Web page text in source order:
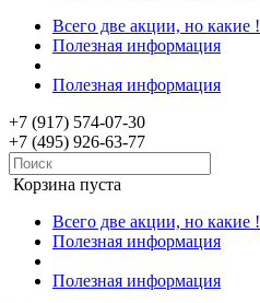
Всего две акции, но какие !
Полезная информация
Полезная информация
+7 (917) 574-07-30
+7 (495) 926-63-77
Корзина пуста
Всего две акции, но какие !
Полезная информация
Полезная информация